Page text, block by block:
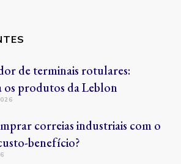
de terminais rotulares:
os produtos da Leblon
correias industriais com o
benefício?